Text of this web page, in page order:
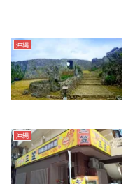
沖縄
沖縄